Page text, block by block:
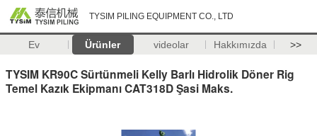
TYSIM PILING EQUIPMENT CO., LTD
Ev Ürünler videolar Hakkımızda >>
TYSIM KR90C Sürtünmeli Kelly Barlı Hidrolik Döner Rig
Temel Kazık Ekipmanı CAT318D Şasi Maks.